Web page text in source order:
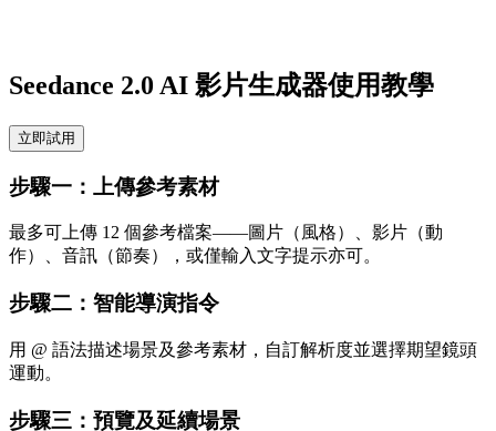
Seedance 2.0 AI 影片生成器使用教學
立即試用
步驟一：上傳參考素材
最多可上傳 12 個參考檔案——圖片（風格）、影片（動
作）、音訊（節奏），或僅輸入文字提示亦可。
步驟二：智能導演指令
用 @ 語法描述場景及參考素材，自訂解析度並選擇期望鏡頭
運動。
步驟三：預覽及延續場景